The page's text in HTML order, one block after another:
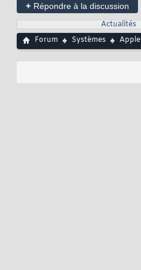
+ Répondre à la discussion
Actualités
Forum
Systèmes Apple